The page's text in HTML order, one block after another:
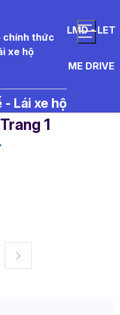
LMD - LET
ME DRIVE
- Lái xe hộ
Tài Xế Lái Xe
1​